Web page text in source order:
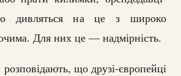
дивляться на це з широко
Для них це — надмірність.
розповідають, що друзі-європейці